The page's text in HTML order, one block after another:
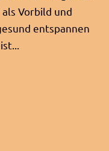
Vorbild und
entspannen